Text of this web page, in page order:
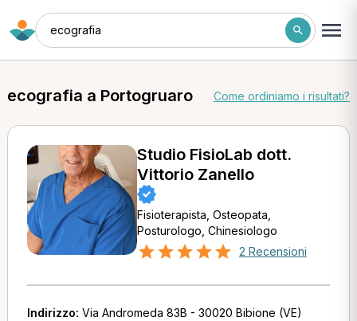
ecografia
ecografia a Portogruaro Come ordiniamo i risultati?
Studio FisioLab dott.
Vittorio Zanello
Fisioterapista, Osteopata,
Posturologo, Chinesiologo
2 Recensioni
Indirizzo: Via Andromeda 83B - 30020 Bibione (VE)